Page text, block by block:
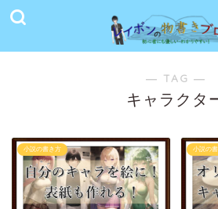
― TAG ―
キャラクタ
小説の書き方 小説の